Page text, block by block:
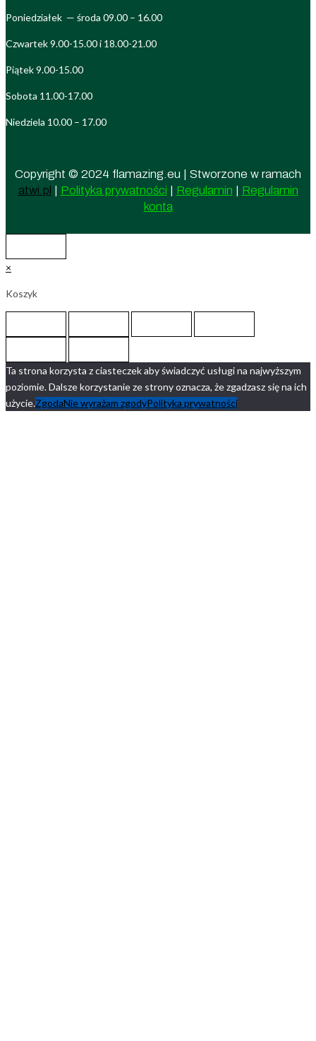
Poniedziałek — środa 09.00 – 16.00
Czwartek 9.00-15.00 i 18.00-21.00
Piątek 9.00-15.00
Sobota 11.00-17.00
Niedziela 10.00 – 17.00
Copyright © 2024 flamazing.eu | Stworzone w ramach
atwi.pl
Polityka prywatności Regulamin
Regulamin
konta
×
Koszyk
Ta strona korzysta z ciasteczek aby świadczyć usługi na najwyższym
poziomie. Dalsze korzystanie ze strony oznacza, że zgadzasz się na ich
użycie.ZgodaNie wyrażam zgodyPolityka prywatności